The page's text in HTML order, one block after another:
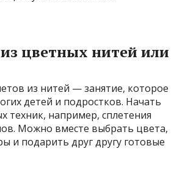
цветных нитей или
из нитей — занятие, которое
детей и подростков. Начать
техник, например, сплетения
Можно вместе выбрать цвета,
и подарить друг другу готовые